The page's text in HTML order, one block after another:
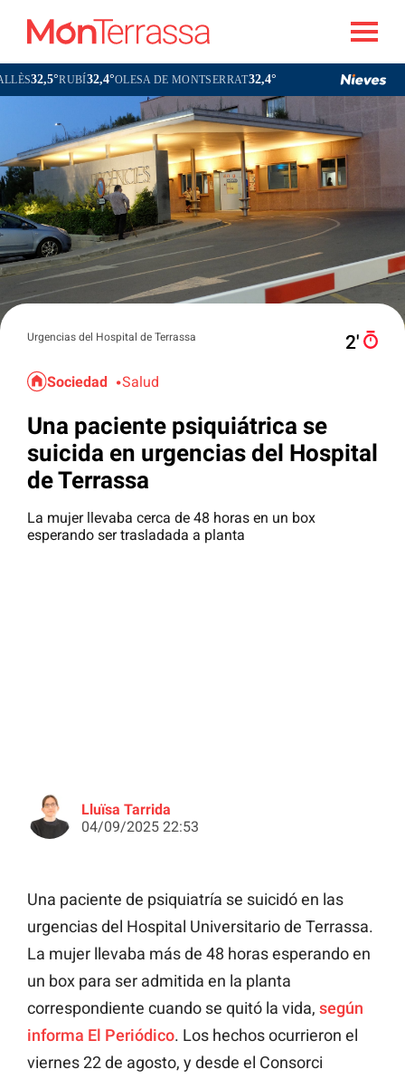
RUBÍ32,4°OLESA DE MONTSERRAT32,4° TERRASSA31,5°
Urgencias del Hospital de Terrassa 2′
Sociedad Salud
Una paciente psiquiátrica se
suicida en urgencias del Hospital
de Terrassa
La mujer llevaba cerca de 48 horas en un box
esperando ser trasladada a planta
Lluïsa Tarrida
04/09/2025 22:53
Una paciente de psiquiatría se suicidó en las
urgencias del Hospital Universitario de Terrassa.
La mujer llevaba más de 48 horas esperando en
un box para ser admitida en la planta
correspondiente cuando se quitó la vida, según
informa El Periódico. Los hechos ocurrieron el
viernes 22 de agosto, y desde el Consorci